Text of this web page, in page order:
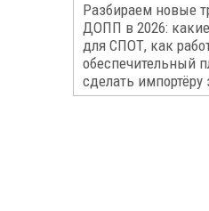
Разбираем новые
ДОПП в 2026:
для СПОТ, как
обеспечительный
сделать импортёру